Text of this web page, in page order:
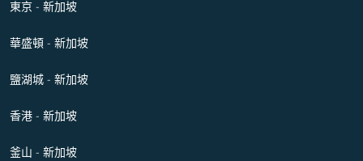
東京 - 新加坡
華盛頓 - 新加坡
鹽湖城 - 新加坡
香港 - 新加坡
釜山 - 新加坡